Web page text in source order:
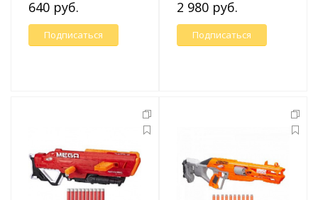
640 руб.
Подписаться
2 980 руб.
Подписаться